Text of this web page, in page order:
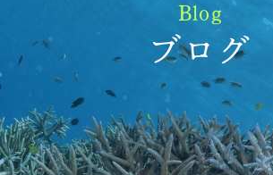
Blog
ブログ